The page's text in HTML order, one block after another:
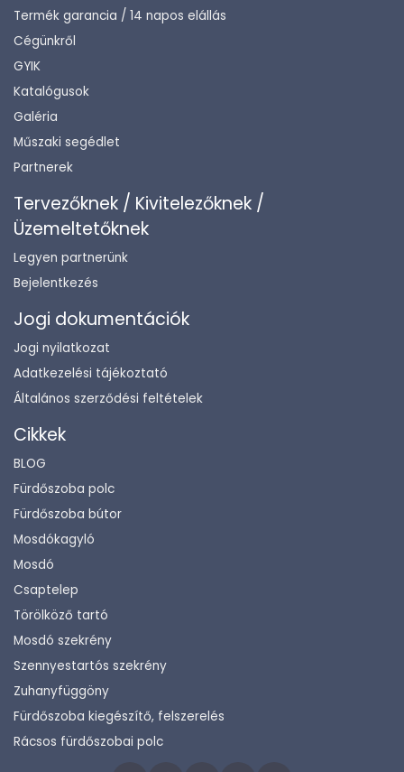
Termék garancia / 14 napos elállás
Cégünkről
GYIK
Katalógusok
Galéria
Műszaki segédlet
Partnerek
Tervezőknek / Kivitelezőknek /
Üzemeltetőknek
Legyen partnerünk
Bejelentkezés
Jogi dokumentációk
Jogi nyilatkozat
Adatkezelési tájékoztató
Általános szerződési feltételek
Cikkek
BLOG
Fürdőszoba polc
Fürdőszoba bútor
Mosdókagyló
Mosdó
Csaptelep
Törölköző tartó
Mosdó szekrény
Szennyestartós szekrény
Zuhanyfüggöny
Fürdőszoba kiegészítő, felszerelés
Rácsos fürdőszobai polc